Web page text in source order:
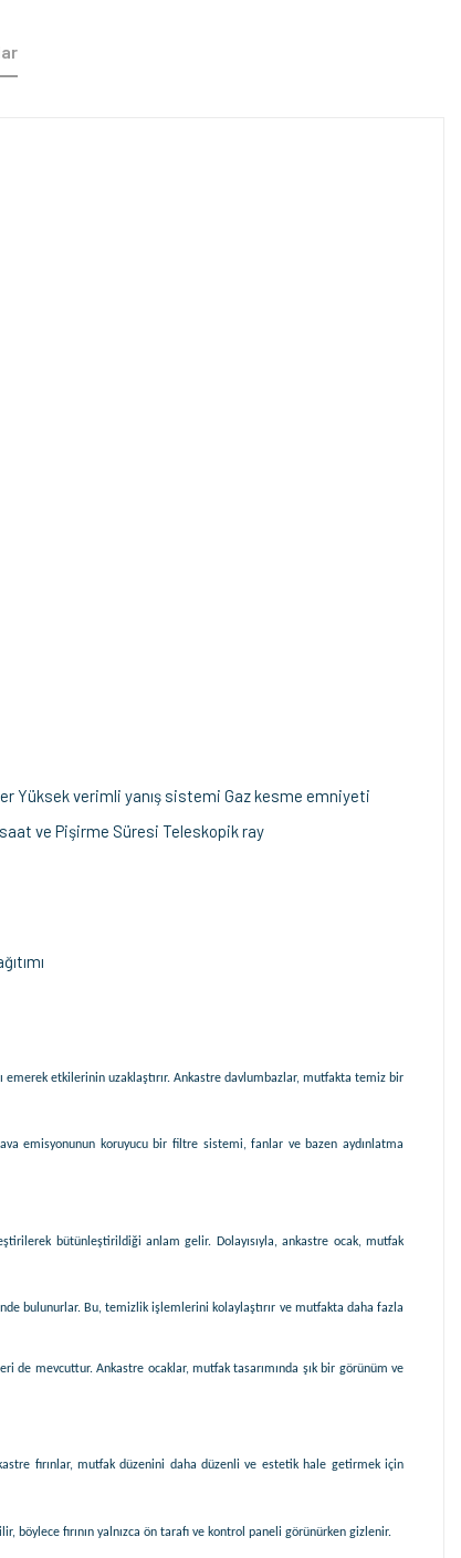
Yüksek verimli yanış sistemi Gaz kesme emniyeti
ve Pişirme Süresi Teleskopik ray
emerek etkilerinin uzaklaştırır. Ankastre davlumbazlar, mutfakta temiz bir
emisyonunun koruyucu bir filtre sistemi, fanlar ve bazen aydınlatma
bütünleştirildiği anlam gelir. Dolayısıyla, ankastre ocak, mutfak
bulunurlar. Bu, temizlik işlemlerini kolaylaştırır ve mutfakta daha fazla
de mevcuttur. Ankastre ocaklar, mutfak tasarımında şık bir görünüm ve
fırınlar, mutfak düzenini daha düzenli ve estetik hale getirmek için
böylece fırının yalnızca ön tarafı ve kontrol paneli görünürken gizlenir.